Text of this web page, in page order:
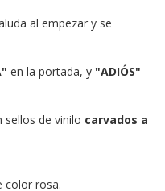
al empezar y se
en la portada, y "ADIÓS"
sellos de vinilo carvados a
color rosa.